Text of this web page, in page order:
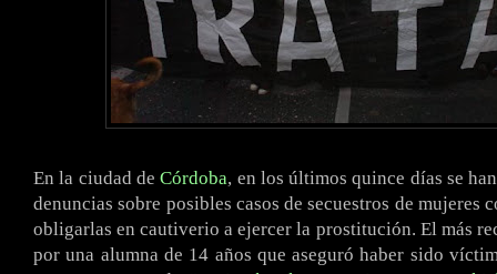
En la ciudad deCórdoba, en los últimos quince días se
denuncias sobre posibles casos de secuestros de mujeres
obligarlas en cautiverio a ejercer la prostitución. El más
por una alumna de 14 años que aseguró haber sido